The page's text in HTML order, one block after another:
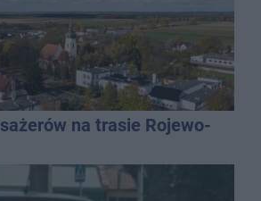
na trasie Rojewo-